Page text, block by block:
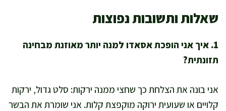
שאלות ותשובות נפוצות
1. איך אני הופכת אסאדו למנה יותר מאוזנת מבחינה
תזונתית?
אני בונה את הצלחת כך שחצי ממנה ירקות: סלט גדול, ירקות
קלויים או שעועית ירוקה מוקפצת קלות. אני שומרת את הבשר